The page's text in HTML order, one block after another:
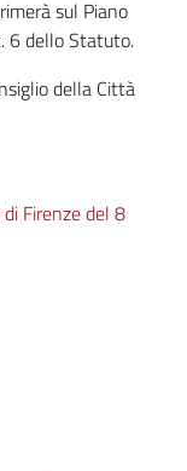
sul Piano
6 dello Statuto.
della Città
Firenze del 8